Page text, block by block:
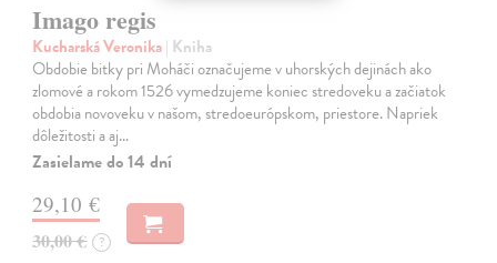
Imago regis
Kucharská Veronika| Kniha
Obdobie bitky pri Moháči označujeme v uhorských dejinách ako
zlomové a rokom 1526 vymedzujeme koniec stredoveku a začiatok
obdobia novoveku v našom, stredoeurópskom, priestore. Napriek
dôležitosti a aj…
Zasielame do 14 dní
29,10 €
30,00 € ?